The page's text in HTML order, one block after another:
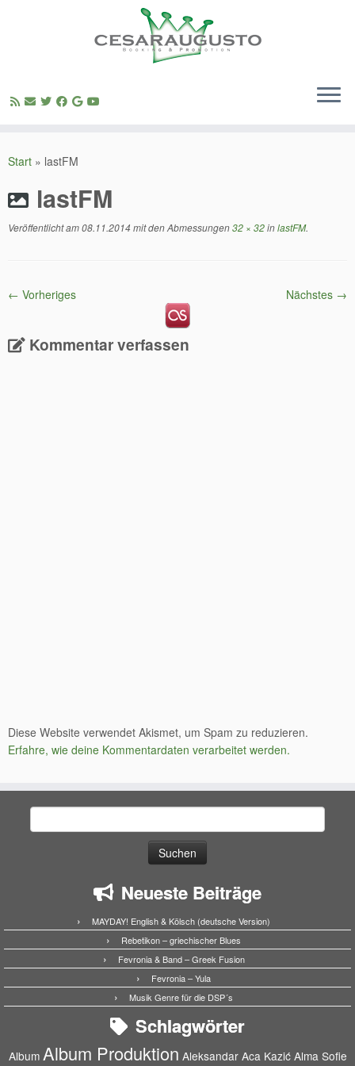
Inhalt
Start » lastFM
lastFM
Veröffentlicht am08.11.2014mit den Abmessungen32 × 32inlastFM.
← Vorheriges Nächstes →
Kommentar verfassen
Diese Website verwendet Akismet, um Spam zu reduzieren.
Erfahre, wie deine Kommentardaten verarbeitet werden.
Neueste Beiträge
MAYDAY! English & Kölsch (deutsche Version)
Rebetikon – griechischer Blues
Fevronia & Band – Greek Fusion
Fevronia – Yula
Musik Genre für die DSP´s
Schlagwörter
Album Album Produktion Aleksandar Aca Kazić Alma Sofie